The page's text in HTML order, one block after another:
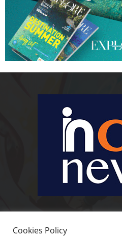
είστε πραγματικά in
Cookies Policy